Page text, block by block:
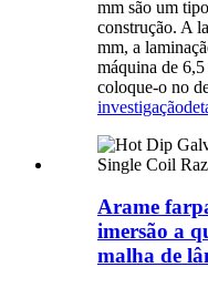
mm são um
construção. A
mm, a
máquina de 6,5
coloque-o no
investigação
Arame
imersão a
malha de